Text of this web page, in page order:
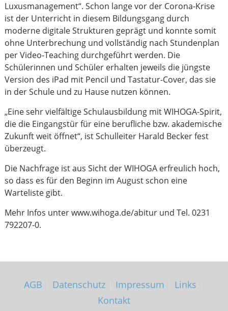
Luxusmanagement“. Schon lange vor der Corona-Krise
ist der Unterricht in diesem Bildungsgang durch
moderne digitale Strukturen geprägt und konnte somit
ohne Unterbrechung und vollständig nach Stundenplan
per Video-Teaching durchgeführt werden. Die
Schülerinnen und Schüler erhalten jeweils die jüngste
Version des iPad mit Pencil und Tastatur-Cover, das sie
in der Schule und zu Hause nutzen können.
„Eine sehr vielfältige Schulausbildung mit WIHOGA-Spirit,
die die Eingangstür für eine berufliche bzw. akademische
Zukunft weit öffnet“, ist Schulleiter Harald Becker fest
überzeugt.
Die Nachfrage ist aus Sicht der WIHOGA erfreulich hoch,
so dass es für den Beginn im August schon eine
Warteliste gibt.
Mehr Infos unter www.wihoga.de/abitur und Tel. 0231
792207-0.
AGB Datenschutz Impressum Links
Kontakt